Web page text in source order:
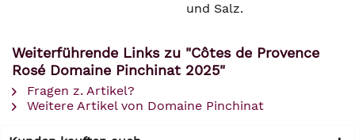
und Salz.
Weiterführende Links zu "Côtes de Provence
Rosé Domaine Pinchinat 2025"
Fragen z. Artikel?
Weitere Artikel von Domaine Pinchinat